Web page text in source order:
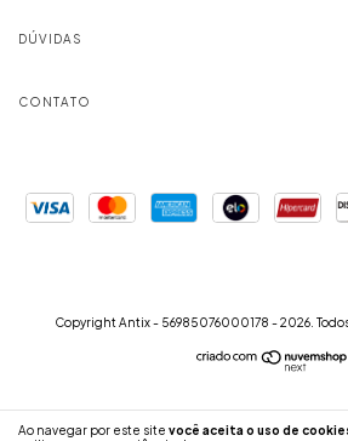
Ao navegar por este site você aceita o uso de
DÚVIDAS
CONTATO
Copyright Antix - 56985076000178 - 2026.